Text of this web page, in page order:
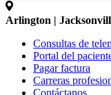
Arlington |
Consultas de
Portal del
Pagar factura
Carreras
Contáctanos